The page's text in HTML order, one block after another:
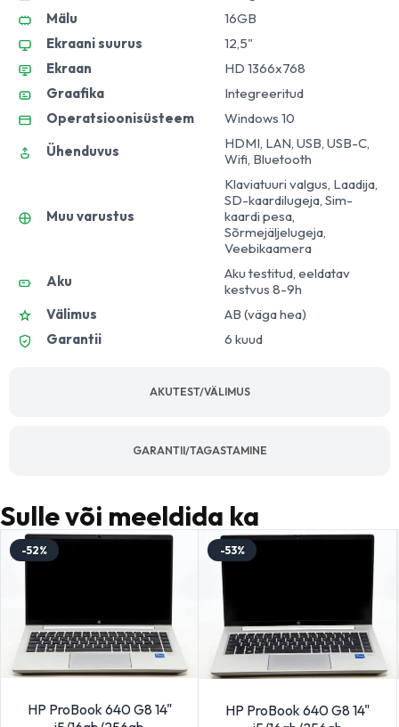
AKUTEST/VÄLIMUS
GARANTII/TAGASTAMINE
Mälu
16GB
Ekraani suurus
12,5"
Ekraan
HD 1366x768
Graafika
Integreeritud
Operatsioonisüsteem
Windows 10
Ühenduvus
HDMI, LAN, USB, USB-C,
Wifi, Bluetooth
Muu varustus
Klaviatuuri valgus, Laadija,
SD-kaardilugeja, Sim-
kaardi pesa,
Sõrmejäljelugeja,
Veebikaamera
Aku
Aku testitud, eeldatav
kestvus 8-9h
Välimus
AB (väga hea)
Garantii
6 kuud
Sulle või meeldida ka
-52%
HP ProBook 640 G8 14"
-53%
HP ProBook 640 G8 14"